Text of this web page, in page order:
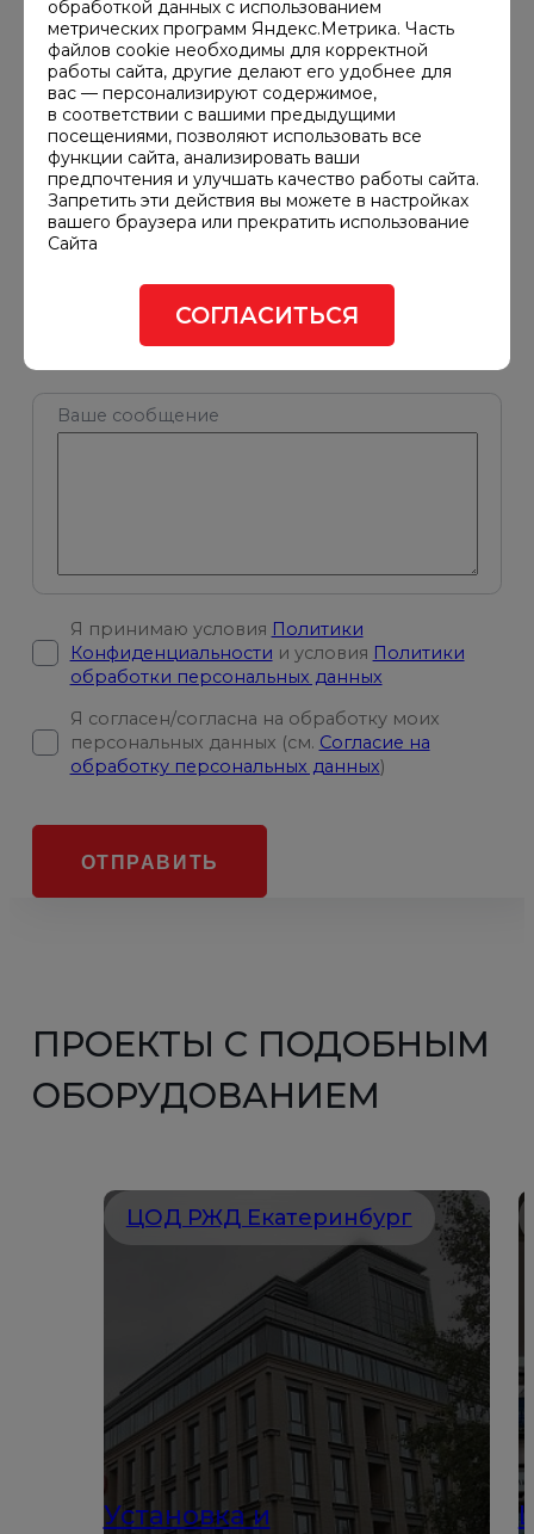
Ваше
имя*
Ваша
компания
Введите
телефон*
Ваше сообщение
Я принимаю условия Политики
Конфиденциальности и условия Политики
обработки персональных данных
Я согласен/согласна на обработку моих
персональных данных (см. Согласие на
обработку персональных данных)
ОТПРАВИТЬ
ПРОЕКТЫ С ПОДОБНЫМ
ОБОРУДОВАНИЕМ
ЦОД РЖД Екатеринбург
Установка и
обработкой данных с использованием
метрических программ Яндекс.Метрика. Часть
файлов cookie необходимы для корректной
работы сайта, другие делают его удобнее для
вас — персонализируют содержимое,
в соответствии с вашими предыдущими
посещениями, позволяют использовать все
функции сайта, анализировать ваши
предпочтения и улучшать качество работы сайта.
Запретить эти действия вы можете в настройках
вашего браузера или прекратить использование
Сайта
СОГЛАСИТЬСЯ